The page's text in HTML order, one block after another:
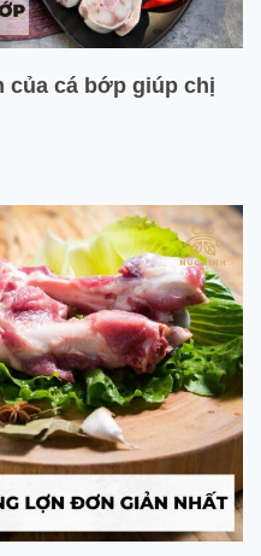
của cá bớp giúp chị